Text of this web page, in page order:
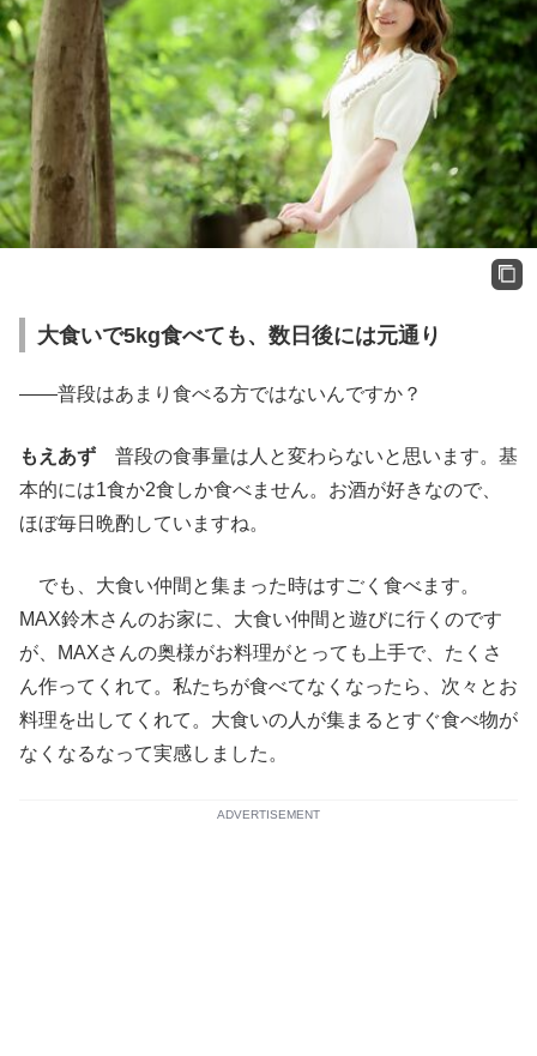
大食いで5kg食べても、数日後には元通り
――普段はあまり食べる方ではないんですか？
もえあず 普段の食事量は人と変わらないと思います。基
本的には1食か2食しか食べません。お酒が好きなので、
ほぼ毎日晩酌していますね。
でも、大食い仲間と集まった時はすごく食べます。
MAX鈴木さんのお家に、大食い仲間と遊びに行くのです
が、MAXさんの奥様がお料理がとっても上手で、たくさ
ん作ってくれて。私たちが食べてなくなったら、次々とお
料理を出してくれて。大食いの人が集まるとすぐ食べ物が
なくなるなって実感しました。
ADVERTISEMENT